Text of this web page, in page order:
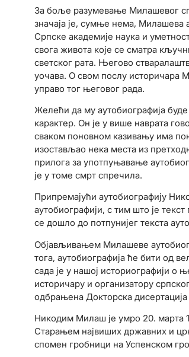
За боље разумевање Милашевог
значаја је, сумње нема, Милашева
Српске академије наука и
свога живота које се сматра
светског рата. Његово
уочава. О свом послу историчара
управо тог његовог рада.
Желећи да му аутобиографија
карактер. Он је у више наврата
сваком поновном казивању има
изостављао нека места из
прилога за употпуњавање
је у томе смрт спречила.
Припремајући аутобиографију
аутобиографији, с тим што је
се дошло до потпунијег текста
Објављивањем Милашеве
тога, аутобиографија ће бити од
сада је у нашој историографији о
историчару и организатору
одбрањена Докторска
Никодим Милаш је умро 20. марта
Старањем највиших државних и
спомен гробници на Успенском